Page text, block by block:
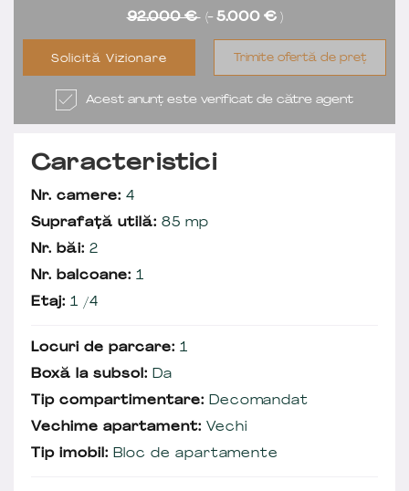
92.000 € (- 5.000 €)
Solicită Vizionare Trimite ofertă de preț
Acest anunț este verificat de către agent
Caracteristici
Nr. camere: 4
Suprafață utilă: 85 mp
Nr. băi: 2
Nr. balcoane: 1
Etaj: 1 /4
Locuri de parcare: 1
Boxă la subsol: Da
Tip compartimentare: Decomandat
Vechime apartament: Vechi
Tip imobil: Bloc de apartamente